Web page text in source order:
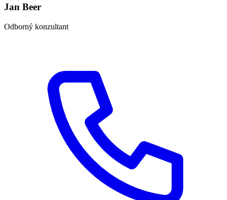
Jan Beer
Odborný konzultant